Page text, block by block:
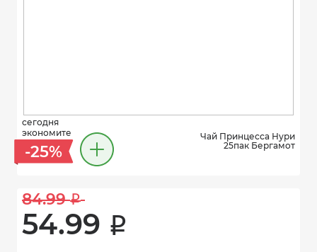
сегодня
экономите
-25%
Чай Принцесса Нури
25пак Бергамот
84.99 i
54.99 i